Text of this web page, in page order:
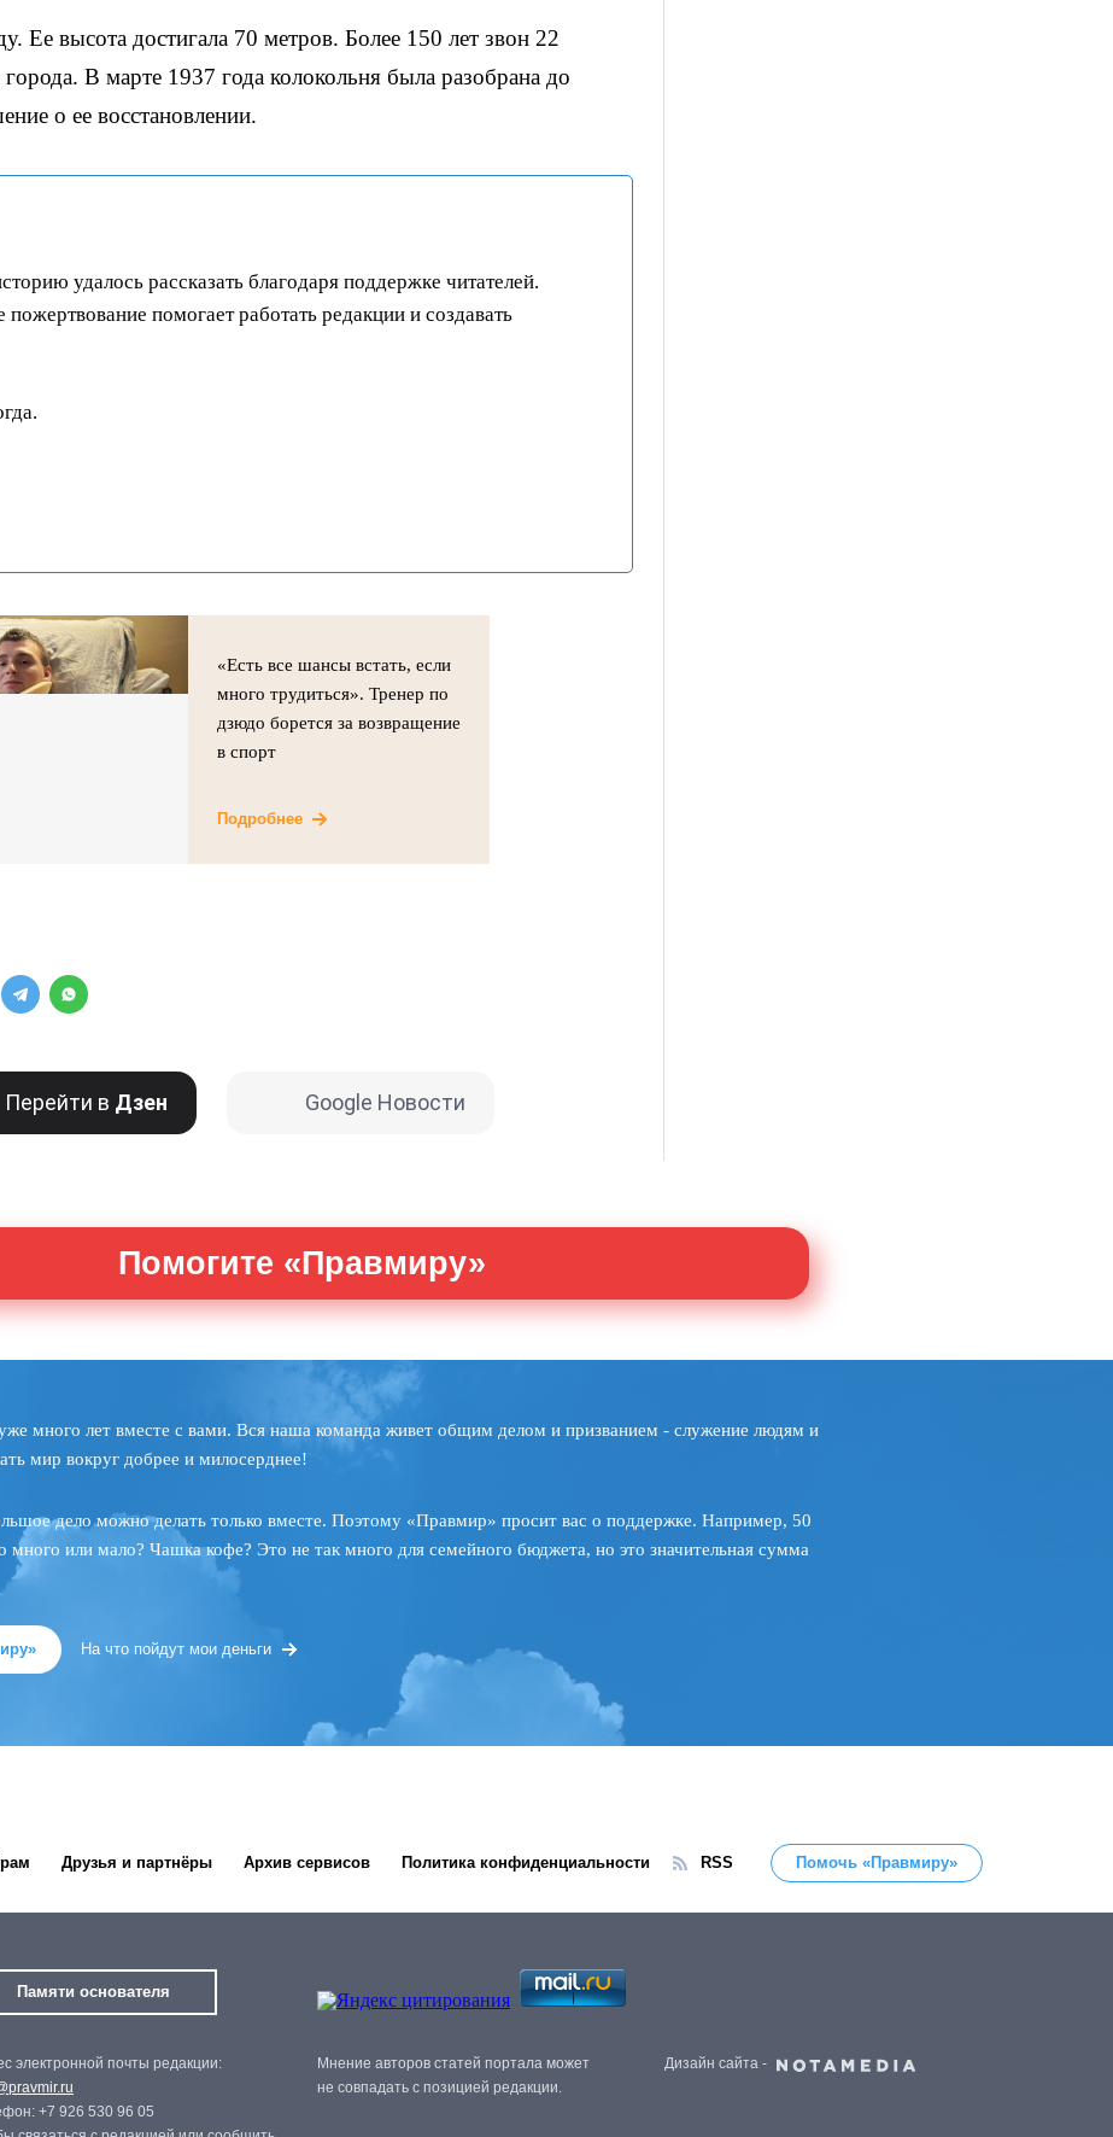
Ее высота достигала 70 метров. Более 150 лет звон 22
В марте 1937 года колокольня была разобрана до
о ее восстановлении.
удалось рассказать благодаря поддержке читателей.
помогает работать редакции и создавать
«Есть все шансы встать, если
много трудиться». Тренер по
дзюдо борется за возвращение
в спорт
Подробнее
Перейти в Дзен Google Новости
Помогите «Правмиру»
много лет вместе с вами. Вся наша команда живет общим делом и призванием - служение людям и
мир вокруг добрее и милосерднее!
дело можно делать только вместе. Поэтому «Правмир» просит вас о поддержке. Например, 50
много или мало? Чашка кофе? Это не так много для семейного бюджета, но это значительная сумма
На что пойдут мои деньги
Друзья и партнёры Архив сервисов Политика конфиденциальности RSS Помочь «Правмиру»
Памяти основателя
электронной почты редакции:
+7 926 530 96 05
Мнение авторов статей портала может
не совпадать с позицией редакции.
Дизайн сайта -